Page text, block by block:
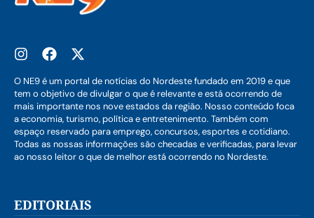
O NE9 é um portal de notícias do Nordeste fundado em 2019 e que
tem o objetivo de divulgar o que é relevante e está ocorrendo de
mais importante nos nove estados da região. Nosso conteúdo foca
a economia, turismo, política e entretenimento. Também com
espaço reservado para emprego, concursos, esportes e cotidiano.
Todas as nossas informações são checadas e verificadas, para levar
ao nosso leitor o que de melhor está ocorrendo no Nordeste.
EDITORIAIS